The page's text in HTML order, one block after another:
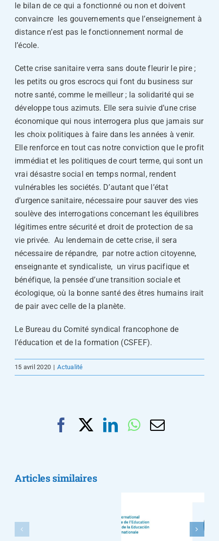
le bilan de ce qui a fonctionné ou non et doivent
convaincre les gouvernements que l’enseignement à
distance n’est pas le fonctionnement normal de
l’école.
Cette crise sanitaire verra sans doute fleurir le pire ;
les petits ou gros escrocs qui font du business sur
notre santé, comme le meilleur ; la solidarité qui se
développe tous azimuts. Elle sera suivie d’une crise
économique qui nous interrogera plus que jamais sur
les choix politiques à faire dans les années à venir.
Elle renforce en tout cas notre conviction que le profit
immédiat et les politiques de court terme, qui sont un
vrai désastre social en temps normal, rendent
vulnérables les sociétés. D’autant que l’état
d’urgence sanitaire, nécessaire pour sauver des vies
soulève des interrogations concernant les équilibres
légitimes entre sécurité et droit de protection de sa
vie privée. Au lendemain de cette crise, il sera
nécessaire de répandre, par notre action citoyenne,
enseignante et syndicaliste, un virus pacifique et
bénéfique, la pensée d’une transition sociale et
écologique, où la bonne santé des êtres humains irait
de pair avec celle de la planète.
Le Bureau du Comité syndical francophone de
l’éducation et de la formation (CSFEF).
15 avril 2020 | Actualité
Facebook
X LinkedIn
WhatsApp
Email
Articles similaires
Le
Sénégal
renforcer le